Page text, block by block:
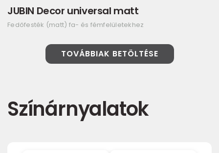
JUBIN Decor universal matt
Fedőfesték (matt) fa- és fémfelületekhez
TOVÁBBIAK BETÖLTÉSE
Színárnyalatok